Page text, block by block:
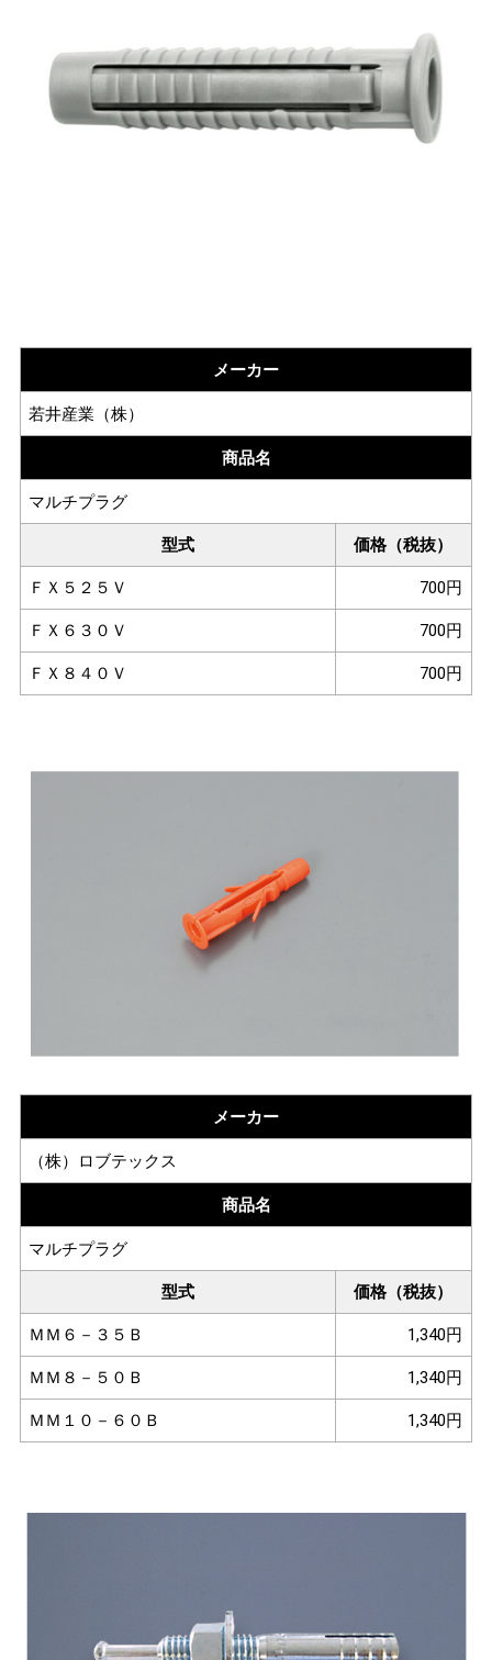
メーカー
若井産業（株）
商品名
マルチプラグ
型式 価格（税抜）
ＦＸ５２５Ｖ 700円
ＦＸ６３０Ｖ 700円
ＦＸ８４０Ｖ 700円
メーカー
（株）ロブテックス
商品名
マルチプラグ
型式 価格（税抜）
ＭＭ６－３５Ｂ 1,340円
ＭＭ８－５０Ｂ 1,340円
ＭＭ１０－６０Ｂ 1,340円